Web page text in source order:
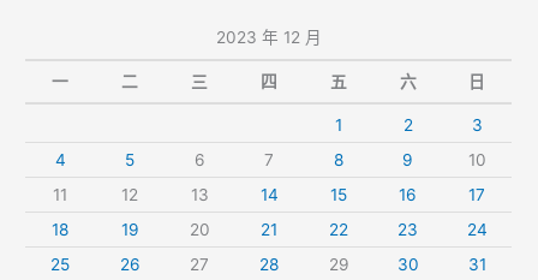
2023 年 12 月
一 二 三 四 五 六 日
1 2
3
4
5 6 7 8 9
10
11
12 13 14 15 16
17
18
19 20 21 22 23
24
25
26 27 28 29 30 31